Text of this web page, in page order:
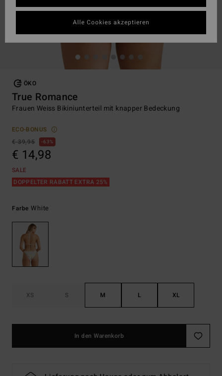
ÖKO
True Romance
Frauen Weiss Bikiniunterteil mit knapper Bedeckung
ECO-BONUS
€ 39,95
63%
€ 14,98
SALE
DOPPELTER RABATT EXTRA 25%
FarbeWhite
XS S M L XL
In den Warenkorb
Alle Cookies akzeptieren